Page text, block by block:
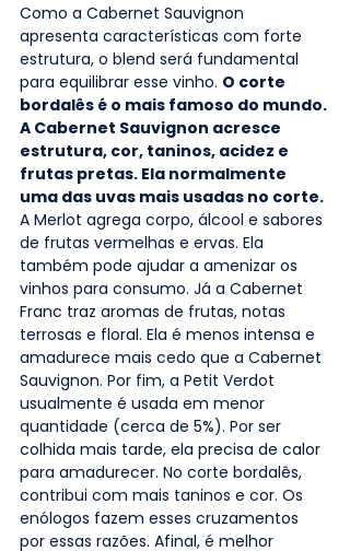
Como a Cabernet Sauvignon
apresenta características com forte
estrutura, o blend será fundamental
para equilibrar esse vinho. O corte
bordalês é o mais famoso do mundo.
A Cabernet Sauvignon acresce
estrutura, cor, taninos, acidez e
frutas pretas. Ela normalmente
uma das uvas mais usadas no corte.
A Merlot agrega corpo, álcool e sabores
de frutas vermelhas e ervas. Ela
também pode ajudar a amenizar os
vinhos para consumo. Já a Cabernet
Franc traz aromas de frutas, notas
terrosas e floral. Ela é menos intensa e
amadurece mais cedo que a Cabernet
Sauvignon. Por fim, a Petit Verdot
usualmente é usada em menor
quantidade (cerca de 5%). Por ser
colhida mais tarde, ela precisa de calor
para amadurecer. No corte bordalês,
contribui com mais taninos e cor. Os
enólogos fazem esses cruzamentos
por essas razões. Afinal, é melhor